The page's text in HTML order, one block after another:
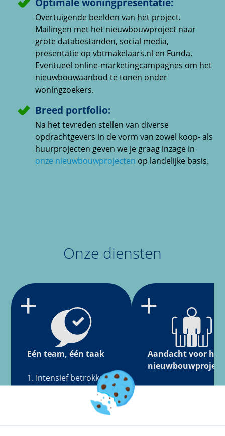
Overtuigende beelden van het project.
Mailingen met het nieuwbouwproject naar
grote databestanden, social media,
presentatie op vbtmakelaars.nl en Funda.
Eventueel online-marketingcampagnes om het
nieuwbouwaanbod te tonen onder
woningzoekers.
Breed portfolio:
Na het tevreden stellen van diverse
opdrachtgevers in de vorm van zowel koop- als
huurprojecten geven we je graag inzage in
onze nieuwbouwprojecten op landelijke basis.
Onze diensten
+
Eén team, één taak
1. Intensief betrokken
2. Actief meedenkend
3. Gemiddelde
+
Aandacht voor het
nieuwbouwproject
marketinginzet